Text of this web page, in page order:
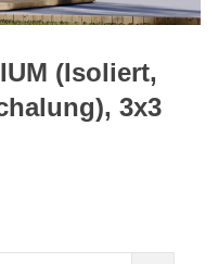
(Isoliert,
3x3